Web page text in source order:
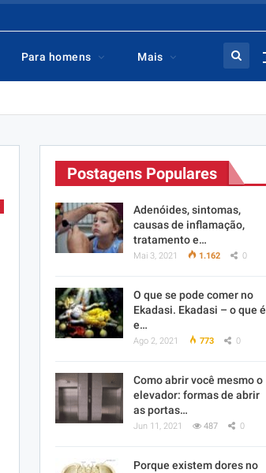
Para homens Mais
Postagens Populares
Adenóides, sintomas,
causas de inflamação,
tratamento e…
Mai 3, 2021 1.162 0
O que se pode comer no
Ekadasi. Ekadasi – o que é
e…
Ago 2, 2021 773 0
Como abrir você mesmo o
elevador: formas de abrir
as portas…
Jun 11, 2021 487 0
Porque existem dores no